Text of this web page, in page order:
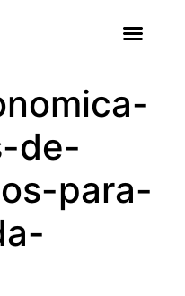
de-
para-